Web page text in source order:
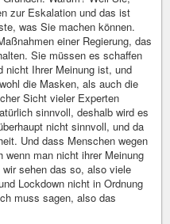
zur Eskalation und das ist
was Sie machen können.
einer Regierung, das
Sie müssen es schaffen
nicht Ihrer Meinung ist, und
die Masken, als auch die
Sicht vieler Experten
sinnvoll, deshalb wird es
nicht sinnvoll, und da
Und dass Menschen wegen
wenn man nicht ihrer Meinung
sehen das so, also viele
Lockdown nicht in Ordnung
muss sagen, also das